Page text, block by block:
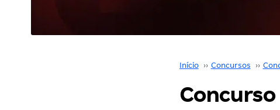
Início ›› Concursos ››
Concurso